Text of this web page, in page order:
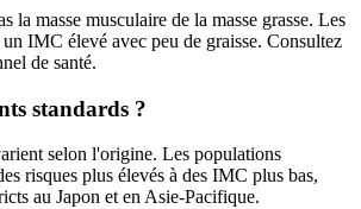
la masse musculaire de la masse grasse. Les
IMC élevé avec peu de graisse. Consultez
de santé.
standards ?
selon l'origine. Les populations
risques plus élevés à des IMC plus bas,
au Japon et en Asie-Pacifique.